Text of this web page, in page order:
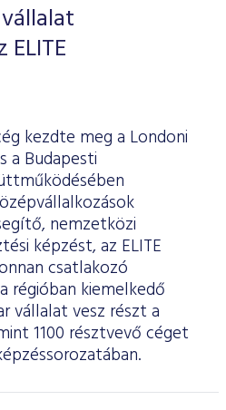
kezdte meg a Londoni
a Budapesti
nemzetközi
képzést, az ELITE
csatlakozó
régióban kiemelkedő
vállalat vesz részt a
1100 résztvevő céget